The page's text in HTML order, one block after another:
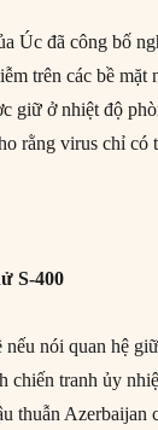
Úc đã công bố
trên các bề
giữ ở nhiệt độ
rằng virus chỉ có
S-400
nếu nói quan hệ
chiến tranh ủy
thuẫn Azerbaijan